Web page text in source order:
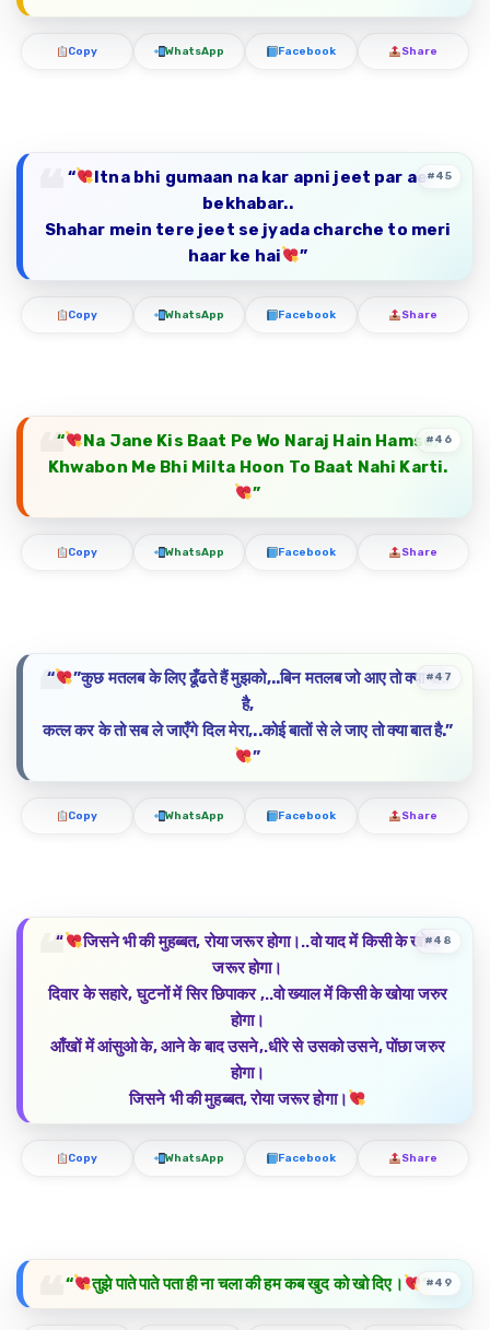
Copy WhatsApp Facebook Share
“
Itna bhi gumaan na kar apni jeet par ae
bekhabar..
Shahar mein tere jeet se jyada charche to meri
haar ke hai
”
#45
Copy WhatsApp Facebook Share
“
Na Jane Kis Baat Pe Wo Naraj Hain Hamse,
Khwabon Me Bhi Milta Hoon To Baat Nahi Karti.
”
#46
Copy WhatsApp Facebook Share
“
”कुछ मतलब के लिए ढूँढते हैं मुझको,..बिन मतलब जो आए तो क्या बात
है,
कत्ल कर के तो सब ले जाएँगे दिल मेरा,..कोई बातों से ले जाए तो क्या बात है.”
”
#47
Copy WhatsApp Facebook Share
“
जिसने भी की मुहब्बत, रोया जरूर होगा।..वो याद में किसी के खोया
जरूर होगा।
दिवार के सहारे, घुटनों में सिर छिपाकर ,..वो ख्याल में किसी के खोया जरुर
होगा।
आँखों में आंसुओ के, आने के बाद उसने,.धीरे से उसको उसने, पोंछा जरुर
होगा।
जिसने भी की मुहब्बत, रोया जरूर होगा।
#48
Copy WhatsApp Facebook Share
“ तुझे पाते पाते पता ही ना चला की हम कब खुद को खो दिए। ”#49